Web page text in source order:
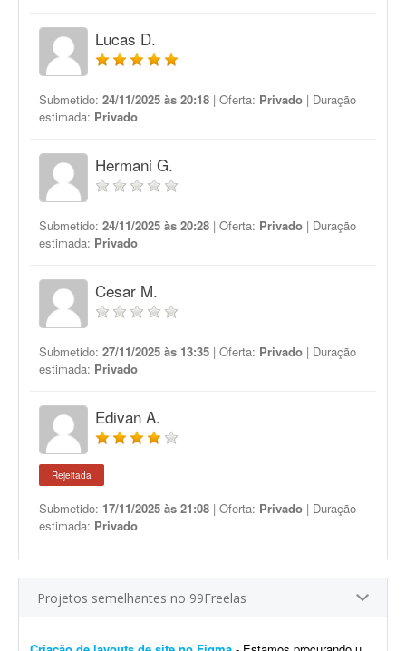
Lucas D.
Submetido: 24/11/2025 às 20:18 | Oferta: Privado | Duração
estimada: Privado
Hermani G.
Submetido: 24/11/2025 às 20:28 | Oferta: Privado | Duração
estimada: Privado
Cesar M.
Submetido: 27/11/2025 às 13:35 | Oferta: Privado | Duração
estimada: Privado
Edivan A.
Rejeitada
Submetido: 17/11/2025 às 21:08 | Oferta: Privado | Duração
estimada: Privado
Projetos semelhantes no 99Freelas